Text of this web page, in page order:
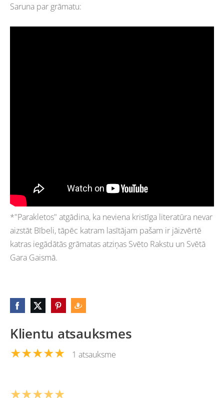
Saruna par grāmatu:
*"Parakletos" atgādina, ka neviena kristīga literatūra nevar
aizstāt Bībeli, tāpēc katram lasītājam pašam ir jāizvērtē
katras iegādātās grāmatas atziņas Svēto Rakstu un Svētā
Gara Gaismā.
Klientu atsauksmes
★★★★★ 1 atsauksme
★★★★★